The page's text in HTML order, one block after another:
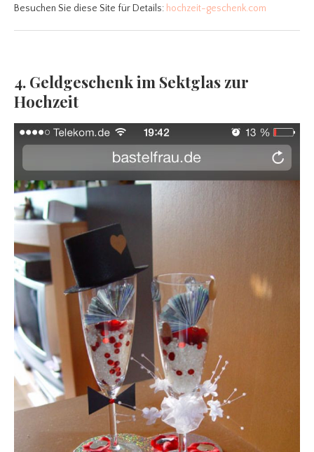
Besuchen Sie diese Site für Details: hochzeit-geschenk.com
4. Geldgeschenk im Sektglas zur
Hochzeit